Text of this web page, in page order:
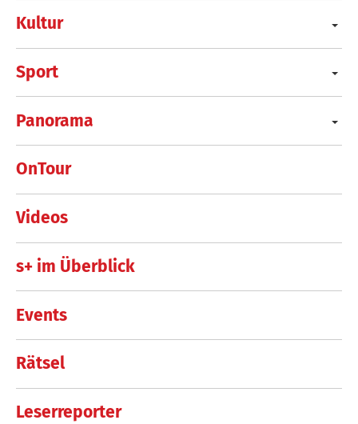
Kultur
Sport
Panorama
OnTour
Videos
s+ im Überblick
Events
Rätsel
Leserreporter